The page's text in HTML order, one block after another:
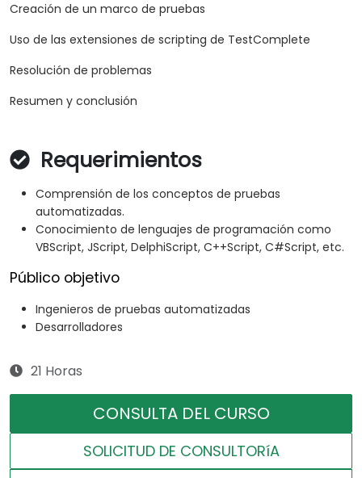
Creación de un marco de pruebas
Uso de las extensiones de scripting de TestComplete
Resolución de problemas
Resumen y conclusión
Requerimientos
Comprensión de los conceptos de pruebas
automatizadas.
Conocimiento de lenguajes de programación como
VBScript, JScript, DelphiScript, C++Script, C#Script, etc.
Público objetivo
Ingenieros de pruebas automatizadas
Desarrolladores
21 Horas
CONSULTA DEL CURSO
SOLICITUD DE CONSULTORíA